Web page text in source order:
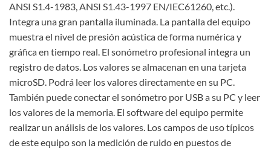
ANSI S1.4-1983, ANSI S1.43-1997 EN/IEC61260, etc.).
Integra una gran pantalla iluminada. La pantalla del equipo
muestra el nivel de presión acústica de forma numérica y
gráfica en tiempo real. El sonómetro profesional integra un
registro de datos. Los valores se almacenan en una tarjeta
microSD. Podrá leer los valores directamente en su PC.
También puede conectar el sonómetro por USB a su PC y leer
los valores de la memoria. El software del equipo permite
realizar un análisis de los valores. Los campos de uso típicos
de este equipo son la medición de ruido en puestos de